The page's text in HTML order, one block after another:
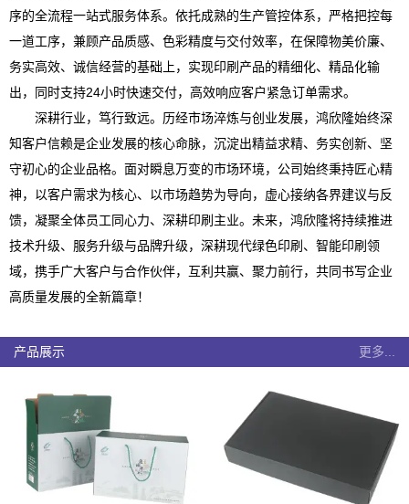
序的全流程一站式服务体系。依托成熟的生产管控体系，严格把控每
一道工序，兼顾产品质感、色彩精度与交付效率，在保障物美价廉、
务实高效、诚信经营的基础上，实现印刷产品的精细化、精品化输
出，同时支持24小时快速交付，高效响应客户紧急订单需求。
深耕行业，笃行致远。历经市场淬炼与创业发展，鸿欣隆始终深
知客户信赖是企业发展的核心命脉，沉淀出精益求精、务实创新、坚
守初心的企业品格。面对瞬息万变的市场环境，公司始终秉持匠心精
神，以客户需求为核心、以市场趋势为导向，虚心接纳各界建议与反
馈，凝聚全体员工同心力、深耕印刷主业。未来，鸿欣隆将持续推进
技术升级、服务升级与品牌升级，深耕现代绿色印刷、智能印刷领
域，携手广大客户与合作伙伴，互利共赢、聚力前行，共同书写企业
高质量发展的全新篇章！
产品展示 更多...